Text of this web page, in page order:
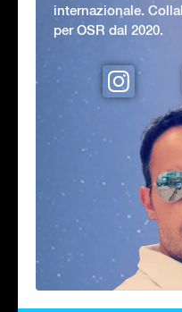
internazionale.
per OSR dal 2020.